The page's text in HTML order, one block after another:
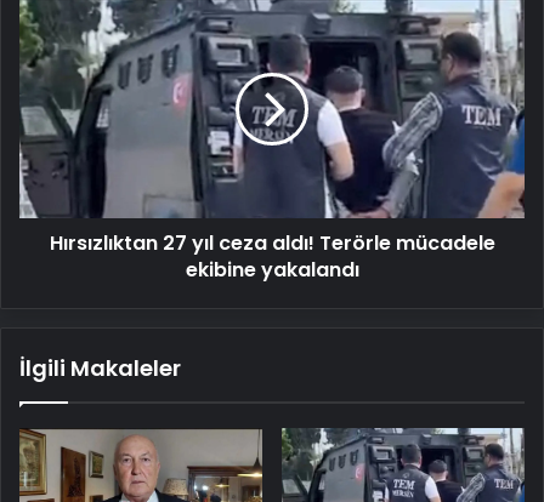
Hırsızlıktan
27
yıl
ceza
aldı!
Terörle
mücadele
ekibine
yakalandı
Hırsızlıktan 27 yıl ceza aldı! Terörle mücadele
ekibine yakalandı
İlgili Makaleler